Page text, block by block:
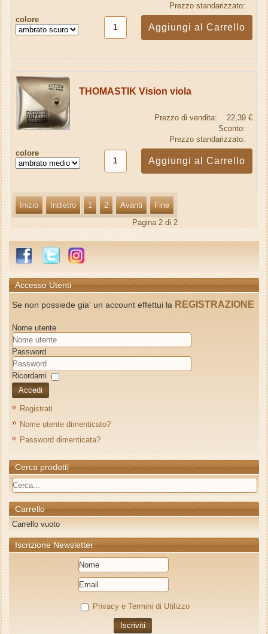
Prezzo standarizzato:
colore
THOMASTIK Vision viola
Prezzo di vendita:
22,39 €
Sconto:
Prezzo standarizzato:
colore
Inizio Indietro 1 2 Avanti
Fine
Pagina 2 di 2
Accesso Utenti
Se non possiede gia' un account effettui la REGISTRAZIONE
Nome utente
Password
Ricordami
Accedi
Registrati
Nome utente dimenticato?
Password dimenticata?
Cerca prodotti
Carrello
Carrello vuoto
Iscrizione Newsletter
Privacy e Termini di Utilizzo